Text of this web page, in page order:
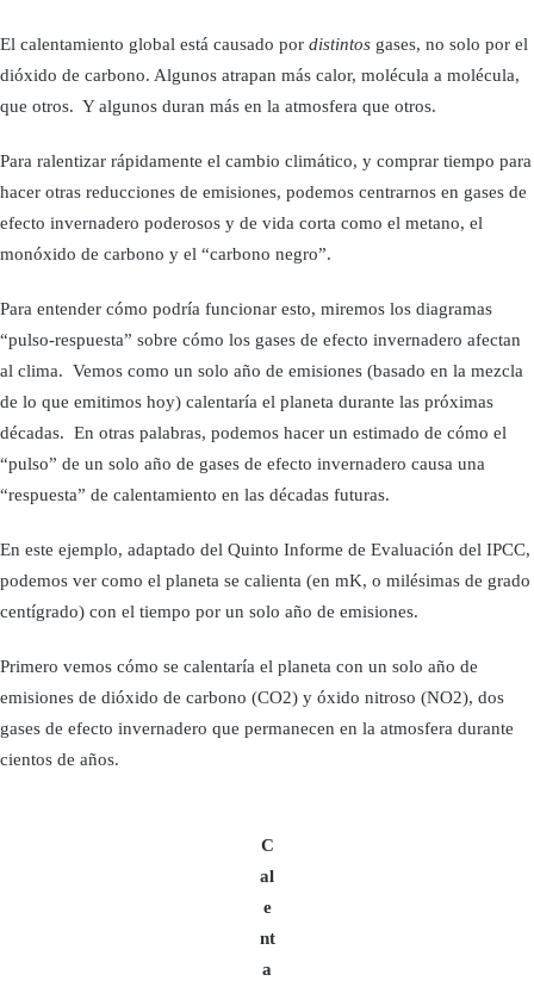
El calentamiento global está causado por distintos gases, no solo por el
dióxido de carbono. Algunos atrapan más calor, molécula a molécula,
que otros. Y algunos duran más en la atmosfera que otros.
Para ralentizar rápidamente el cambio climático, y comprar tiempo para
hacer otras reducciones de emisiones, podemos centrarnos en gases de
efecto invernadero poderosos y de vida corta como el metano, el
monóxido de carbono y el “carbono negro”.
Para entender cómo podría funcionar esto, miremos los diagramas
“pulso-respuesta” sobre cómo los gases de efecto invernadero afectan
al clima. Vemos como un solo año de emisiones (basado en la mezcla
de lo que emitimos hoy) calentaría el planeta durante las próximas
décadas. En otras palabras, podemos hacer un estimado de cómo el
“pulso” de un solo año de gases de efecto invernadero causa una
“respuesta” de calentamiento en las décadas futuras.
En este ejemplo, adaptado del Quinto Informe de Evaluación del IPCC,
podemos ver como el planeta se calienta (en mK, o milésimas de grado
centígrado) con el tiempo por un solo año de emisiones.
Primero vemos cómo se calentaría el planeta con un solo año de
emisiones de dióxido de carbono (CO2) y óxido nitroso (NO2), dos
gases de efecto invernadero que permanecen en la atmosfera durante
cientos de años.
C
al
e
nt
a